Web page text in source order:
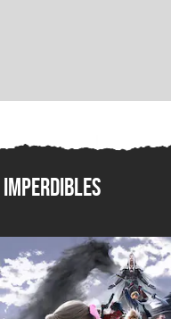
Imperdibles